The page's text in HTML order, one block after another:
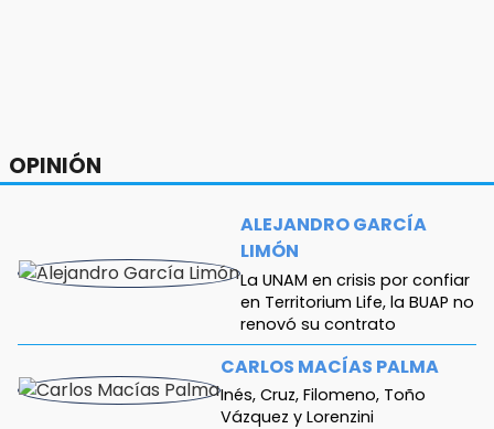
18:12
Rayo provoca incendio en un pino al sur de la
ciudad de Atlixco
OPINIÓN
ALEJANDRO GARCÍA
LIMÓN
La UNAM en crisis por confiar
en Territorium Life, la BUAP no
renovó su contrato
CARLOS MACÍAS PALMA
Inés, Cruz, Filomeno, Toño
Vázquez y Lorenzini